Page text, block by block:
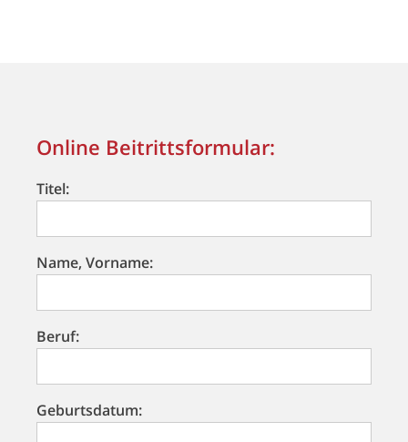
Online Beitrittsformular:
Titel:
Name, Vorname:
Beruf:
Geburtsdatum: